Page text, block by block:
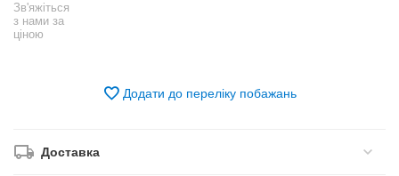
Зв'яжіться
з нами за
ціною
Додати до переліку побажань
Доставка